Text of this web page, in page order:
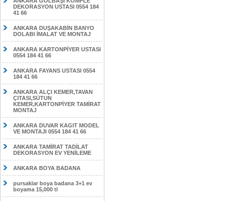
DEKORASYON USTASI 0554 184
41 66
ANKARA DUŞAKABİN BANYO
DOLABI İMALAT VE MONTAJ
ANKARA KARTONPİYER USTASI
0554 184 41 66
ANKARA FAYANS USTASI 0554
184 41 66
ANKARA ALÇI KEMER,TAVAN
ÇITASI,SÜTUN
KEMER,KARTONPİYER TAMİRAT
MONTAJ
ANKARA DUVAR KAGIT MODEL
VE MONTAJI 0554 184 41 66
ANKARA TAMİRAT TADİLAT
DEKORASYON EV YENİLEME
ANKARA BOYA BADANA
pursaklar boya badana 3+1 ev
boyama 15,000 tl